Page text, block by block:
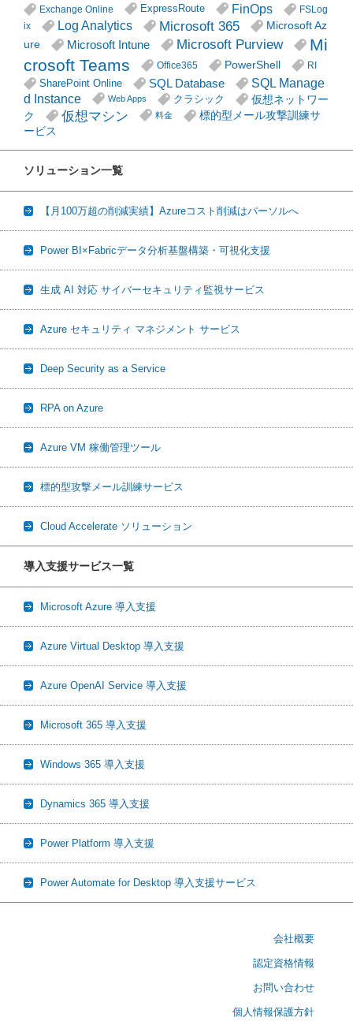
Exchange Online
ExpressRoute FinOps
FSLog
ix
Log Analytics Microsoft 365
Microsoft Az
ure
Microsoft Intune Microsoft Purview
Mi
crosoft Teams
Office365 PowerShell RI
SharePoint Online SQL Database
SQL Manage
d Instance
Web Apps クラシック
仮想ネットワー
ク
仮想マシン 料金
標的型メール攻撃訓練サ
ービス
ソリューション一覧
【月100万超の削減実績】Azureコスト削減はパーソルへ
Power BI×Fabricデータ分析基盤構築・可視化支援
生成 AI 対応 サイバーセキュリティ監視サービス
Azure セキュリティ マネジメント サービス
Deep Security as a Service
RPA on Azure
Azure VM 稼働管理ツール
標的型攻撃メール訓練サービス
Cloud Accelerate ソリューション
導入支援サービス一覧
Microsoft Azure 導入支援
Azure Virtual Desktop 導入支援
Azure OpenAI Service 導入支援
Microsoft 365 導入支援
Windows 365 導入支援
Dynamics 365 導入支援
Power Platform 導入支援
Power Automate for Desktop 導入支援サービス
会社概要
認定資格情報
お問い合わせ
個人情報保護方針